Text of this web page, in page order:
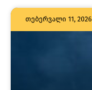
თებერვალი 11, 2026